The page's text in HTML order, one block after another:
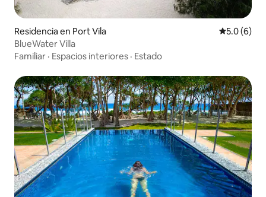
Residencia en Port Vila
5.0 (6)
BlueWater Villa
Familiar · Espacios interiores · Estado